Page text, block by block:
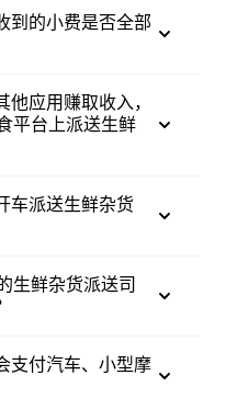
到的小费是否全部
应用赚取收入，
平台上派送生鲜
车派送生鲜杂货
生鲜杂货派送司
支付汽车、小型摩